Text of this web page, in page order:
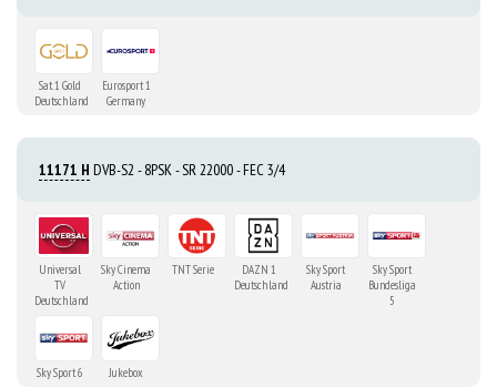
Sat. 1 Gold
Deutschland
Eurosport 1
Germany
11171 H DVB-S2 - 8PSK - SR 22000 - FEC 3/4
Universal
TV
Deutschland
Sky Cinema
Action
TNT Serie
DAZN 1
Deutschland
Sky Sport
Austria
Sky Sport
Bundesliga
5
Sky Sport 6 Jukebox